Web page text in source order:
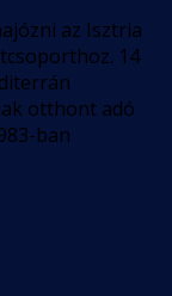
az Isztria
14
otthont adó
ban